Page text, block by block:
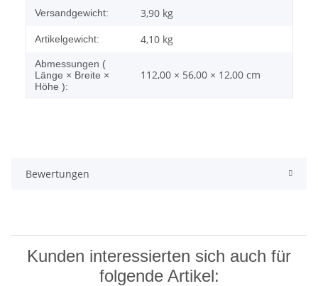
Versandgewicht: 3,90 kg
Artikelgewicht: 4,10 kg
Abmessungen (
Länge × Breite ×
Höhe ):
112,00 × 56,00 × 12,00 cm
Bewertungen
Kunden interessierten sich auch für
folgende Artikel: